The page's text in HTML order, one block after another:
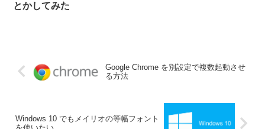
とかしてみた
Google Chrome を別設定で複数起動させ
る方法
Windows 10 でもメイリオの等幅フォント